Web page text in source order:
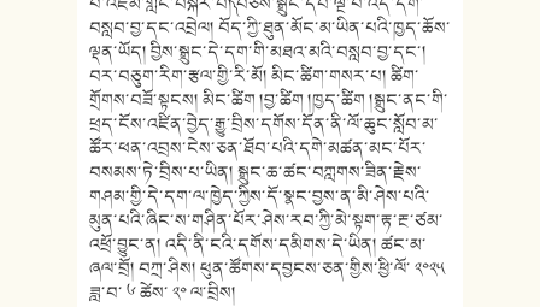
བསླབ་བྱ་དང་འབྲེལ། བོད་ཀྱི་ཐུན་མོང་མ་ཡིན་པའི་ཁྱད་ཆོས་
ལྡན་ཡོད། བྱིས་སྒྲུང་དེ་དག་གི་མཐའ་མའི་བསླབ་བྱ་དང་།
བར་བཅུག་རིག་རྩལ་གྱི་རི་མོ། མིང་ཚིག་གསར་པ། ཚིག་
གྲོགས་བཟོ་སྟངས། མིང་ཚིག །བྱ་ཚིག །ཁྱད་ཚིག །སྒྲུང་ནང་གི་
ཕྲད་ངོས་འཛིན་བྱེད་རྒྱུ་བྲིས་དགོས་དོན་ནི་ལོ་ཆུང་སློབ་མ་
ཚོར་ཕན་འབྲས་ངེས་ཅན་ཐོབ་པའི་དགེ་མཚན་མང་པོར་
བསམས་ཏེ་བྲིས་པ་ཡིན། སྒྲུང་ཆ་ཚང་བཀླགས་ཟིན་རྗེས་
གཤམ་གྱི་དེ་དག་ལ་ཁྱེད་ཀྱིས་དོ་སྣང་བྱས་ན་མི་ཤེས་པའི་
མུན་པའི་ཞིང་ས་གཤིན་པོར་ཤེས་རབ་ཀྱི་མེ་སྟག་རྟ་རྔ་ཙམ་
འཕྲོ་བྱུང་ན། འདི་ནི་ངའི་དགོས་དམིགས་དེ་ཡིན། ཚང་མ་
ཞལ་བྲོ། བཀྲ་ཤིས། ཕུན་ཚོགས་དབྱངས་ཅན་གྱིས་ཕྱི་ལོ་ ༢༠༢༥
ཟླ་བ་ ༦ ཚེས་ ༢༠ ལ་བྲིས།